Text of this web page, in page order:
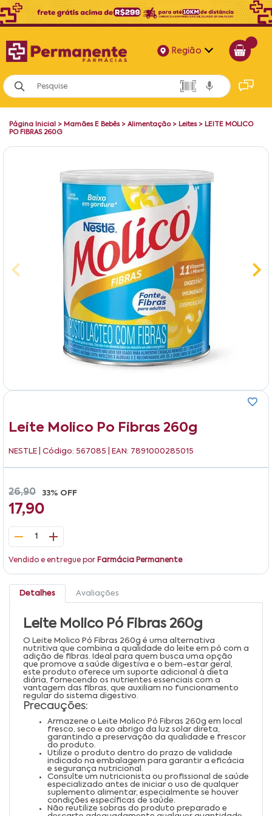
Região
Alagoas
Bahia
Página Inicial > Mamães E Bebês> Alimentação> Leites> LEITE MOLICO
PO FIBRAS 260G
Leite Molico Po Fibras 260g
NESTLE | Código: 567085 | EAN: 7891000285015
26,90 33% OFF
17,90
1
Vendido e entregue por Farmácia Permanente
Detalhes Avaliações
Leite Molico Pó Fibras 260g
O Leite Molico Pó Fibras 260g é uma alternativa
nutritiva que combina a qualidade do leite em pó com a
adição de fibras. Ideal para quem busca uma opção
que promove a saúde digestiva e o bem-estar geral,
este produto oferece um suporte adicional à dieta
diária, fornecendo os nutrientes essenciais com a
vantagem das fibras, que auxiliam no funcionamento
regular do sistema digestivo.
Precauções:
Armazene o Leite Molico Pó Fibras 260g em local
fresco, seco e ao abrigo da luz solar direta,
garantindo a preservação da qualidade e frescor
do produto.
Utilize o produto dentro do prazo de validade
indicado na embalagem para garantir a eficácia
e segurança nutricional.
Consulte um nutricionista ou profissional de saúde
especializado antes de iniciar o uso de qualquer
suplemento alimentar, especialmente se houver
condições específicas de saúde.
Não reutilize sobras do produto preparado e